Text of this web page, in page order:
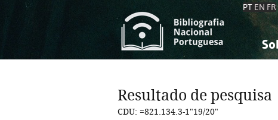
PT EN FR
Resultado de pesquisa
CDU: =821.134.3-1"19/20"